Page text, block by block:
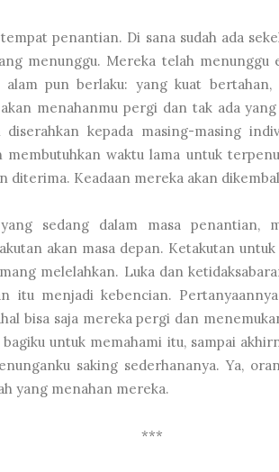
penantian. Di sana sudah ada
menunggu. Mereka telah menunggu
alam pun berlaku: yang kuat
menahanmu pergi dan tak ada
kepada masing-masing
waktu lama untuk
diterima. Keadaan mereka akan
sedang dalam masa penantian,
akan masa depan. Ketakutan
melelahkan. Luka dan
itu menjadi kebencian.
bisa saja mereka pergi dan
untuk memahami itu, sampai
saking sederhananya. Ya,
yang menahan mereka.
***